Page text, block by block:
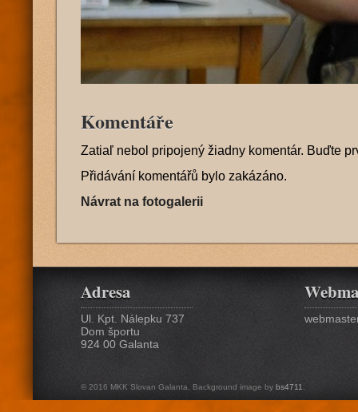
Komentáře
Zatiaľ nebol pripojený žiadny komentár. Buďte
Přidávání komentářů bylo zakázáno.
Návrat na fotogalerii
Adresa
Ul. Kpt. Nálepku 737
Dom športu
924 00 Galanta
© 2016 MKK Slovan Galanta. Background image by bs4711